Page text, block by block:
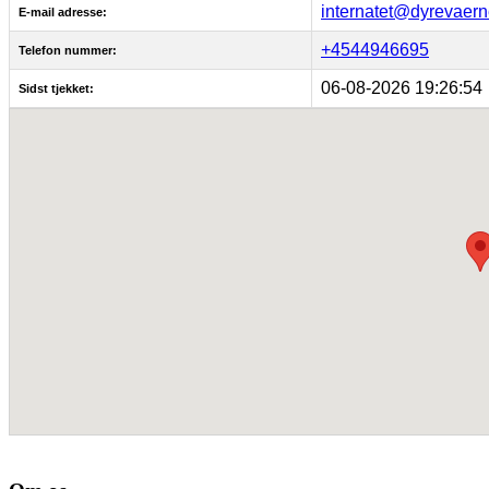
E-mail adresse:
Telefon nummer: +4544946695
Sidst tjekket: 06-08-2026 19:26:54